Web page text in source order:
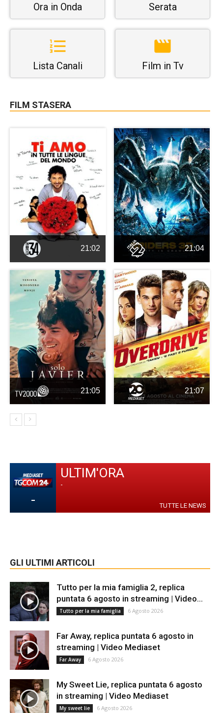
Ora in Onda Serata
Lista Canali Film in Tv
FILM STASERA
21:02 21:04
21:05 21:07
-
ULTIM'ORA
-
TUTTE LE NEWS
GLI ULTIMI ARTICOLI
Tutto per la mia famiglia 2, replica
puntata 6 agosto in streaming | Video...
Tutto per la mia famiglia 6 Agosto 2026
Far Away, replica puntata 6 agosto in
streaming | Video Mediaset
Far Away 6 Agosto 2026
My Sweet Lie, replica puntata 6 agosto
in streaming | Video Mediaset
My sweet lie 6 Agosto 2026